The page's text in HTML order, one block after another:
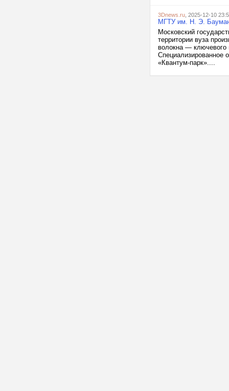
3Dnews.ru , 2025-12-10
МГТУ им. Н. Э.
Московский
территории вуза
волокна — ключевого
Специализированное
«Квантум-парк»....